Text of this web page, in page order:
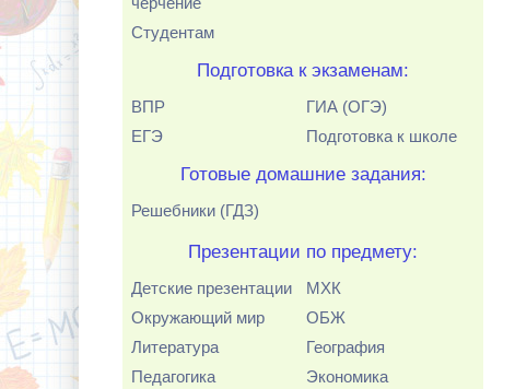
Студентам
Подготовка к экзаменам:
ВПР
ЕГЭ
ГИА (ОГЭ)
Подготовка к школе
Готовые домашние задания:
Решебники (ГДЗ)
Презентации по предмету:
Детские презентации
Окружающий мир
Литература
Педагогика
МХК
ОБЖ
География
Экономика